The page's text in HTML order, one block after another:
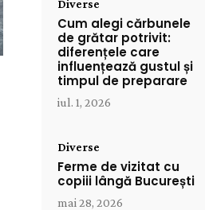
Diverse
Cum alegi cărbunele
de grătar potrivit:
diferențele care
influențează gustul și
timpul de preparare
iul. 1, 2026
Diverse
Ferme de vizitat cu
copiii lângă București
mai 28, 2026